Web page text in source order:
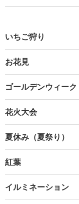
いちご狩り
お花見
ゴールデンウィーク
花火大会
夏休み（夏祭り）
紅葉
イルミネーション